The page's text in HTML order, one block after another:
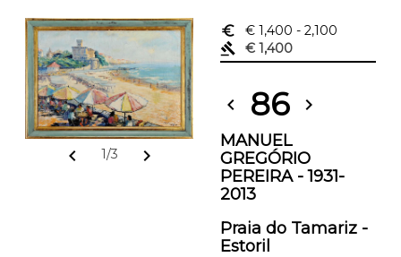
chevron_left 1/3 chevron_right
euro_symbol € 1,400 - 2,100
gavel
€ 1,400
chevron_left 86 chevron_right
MANUEL
GREGÓRIO
PEREIRA - 1931-
2013
Praia do Tamariz -
Estoril